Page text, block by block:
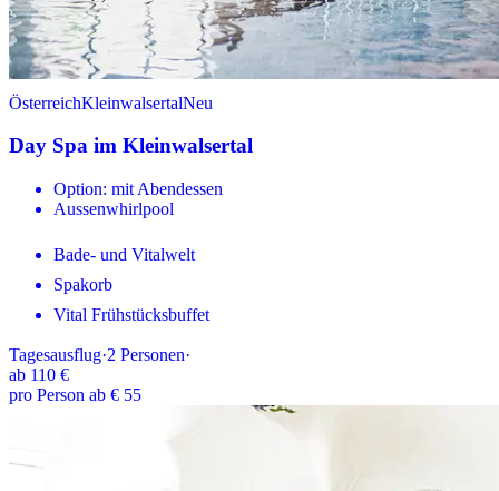
ÖsterreichKleinwalsertalNeu
Day Spa im Kleinwalsertal
Option: mit Abendessen
Aussenwhirlpool
Bade- und Vitalwelt
Spakorb
Vital Frühstücksbuffet
Tagesausflug·2 Personen·
ab 110 €
pro Person ab € 55